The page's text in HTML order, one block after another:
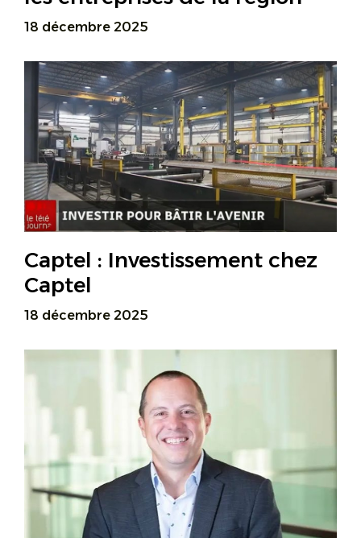
18 décembre 2025
Captel : Investissement chez
Captel
18 décembre 2025